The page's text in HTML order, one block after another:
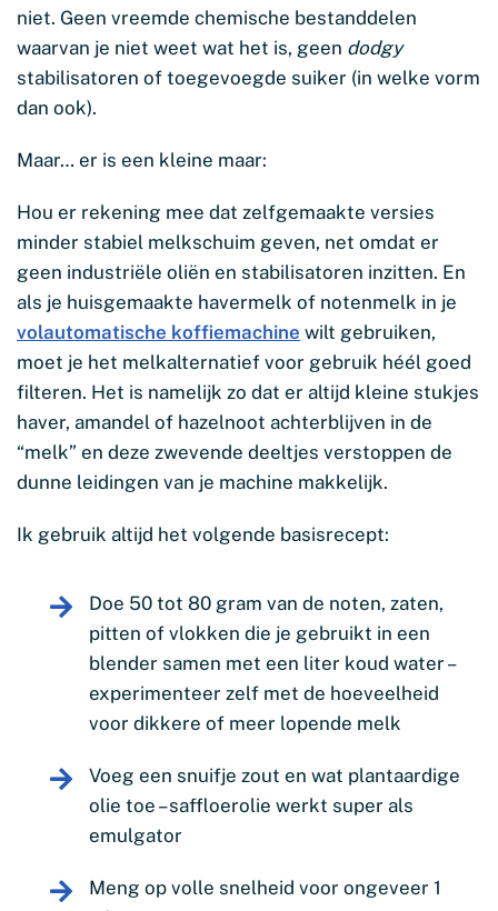
niet. Geen vreemde chemische bestanddelen
waarvan je niet weet wat het is, geen dodgy
stabilisatoren of toegevoegde suiker (in welke vorm
dan ook).
Maar… er is een kleine maar:
Hou er rekening mee dat zelfgemaakte versies
minder stabiel melkschuim geven, net omdat er
geen industriële oliën en stabilisatoren inzitten. En
als je huisgemaakte havermelk of notenmelk in je
volautomatische koffiemachine wilt gebruiken,
moet je het melkalternatief voor gebruik héél goed
filteren. Het is namelijk zo dat er altijd kleine stukjes
haver, amandel of hazelnoot achterblijven in de
“melk” en deze zwevende deeltjes verstoppen de
dunne leidingen van je machine makkelijk.
Ik gebruik altijd het volgende basisrecept:
Doe 50 tot 80 gram van de noten, zaten,
pitten of vlokken die je gebruikt in een
blender samen met een liter koud water –
experimenteer zelf met de hoeveelheid
voor dikkere of meer lopende melk
Voeg een snuifje zout en wat plantaardige
olie toe – saffloerolie werkt super als
emulgator
Meng op volle snelheid voor ongeveer 1